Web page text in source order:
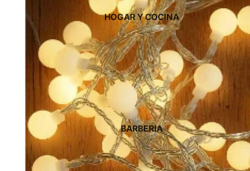
HOGAR Y COCINA
BARBERIA